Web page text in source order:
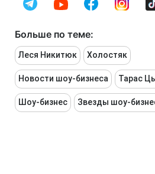
Больше по теме:
Леся Никитюк Холостяк
Новости шоу-бизнеса Тарас
Шоу-бизнес Звезды шоу-